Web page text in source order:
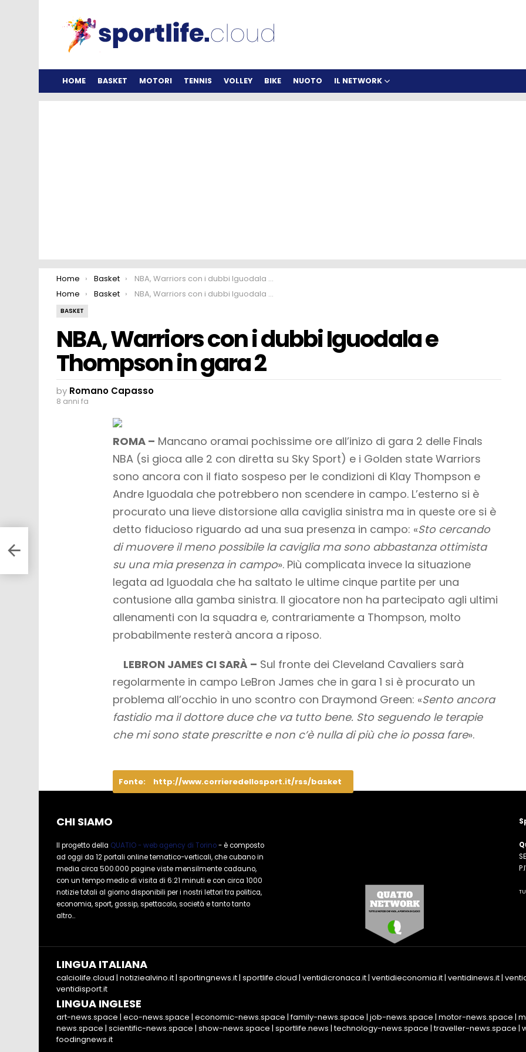
HOME BASKET MOTORI TENNIS VOLLEY BIKE NUOTO IL NETWORK
You are here:
Home Basket
NBA, Warriors con i dubbi Iguodala e Thompson in gara 2
You are here:
Home Basket NBA, Warriors con i dubbi Iguodala e Thompson in gara 2
BASKET
NBA, Warriors con i dubbi Iguodala e
Thompson in gara 2
by Romano Capasso
8 anni fa
ROMA – Mancano oramai pochissime ore all’inizo di gara 2 delle Finals
NBA (si gioca alle 2 con diretta su Sky Sport) e i Golden state Warriors
sono ancora con il fiato sospeso per le condizioni di Klay Thompson e
Andre Iguodala che potrebbero non scendere in campo. L’esterno si è
procurato una lieve distorsione alla caviglia sinistra ma in queste ore si è
detto fiducioso riguardo ad una sua presenza in campo: «Sto cercando
di muovere il meno possibile la caviglia ma sono abbastanza ottimista
su una mia presenza in campo». Più complicata invece la situazione
legata ad Iguodala che ha saltato le ultime cinque partite per una
contusione alla gamba sinistra. Il giocatore non ha partecipato agli ultimi
allenamenti con la squadra e, contrariamente a Thompson, molto
probabilmente resterà ancora a riposo.
LEBRON JAMES CI SARÀ – Sul fronte dei Cleveland Cavaliers sarà
regolarmente in campo LeBron James che in gara 1 si è procurato un
problema all’occhio in uno scontro con Draymond Green: «Sento ancora
fastidio ma il dottore duce che va tutto bene. Sto seguendo le terapie
che mi sono state prescritte e non c’è nulla di più che io possa fare».
Fonte: http://www.corrieredellosport.it/rss/basket
CHI SIAMO
Il progetto della QUATIO - web agency di Torino- è composto
ad oggi da 12 portali online tematico-verticali, che cubano in
media circa 500.000 pagine viste mensilmente cadauno,
con un tempo medio di visita di 6:21 minuti e con circa 1000
notizie totali al giorno disponibili per i nostri lettori tra politica,
economia, sport, gossip, spettacolo, società e tanto tanto
altro...
LINGUA ITALIANA
calciolife.cloud | notiziealvino.it| sportingnews.it| sportlife.cloud | ventidicronaca.it| ventidieconomia.it| ventidinews.it|
ventidisport.it
LINGUA INGLESE
art-news.space | eco-news.space | economic-news.space |family-news.space | job-news.space | motor-news.space |
news.space | scientific-news.space | show-news.space | sportlife.news |technology-news.space |traveller-news.space |
foodingnews.it